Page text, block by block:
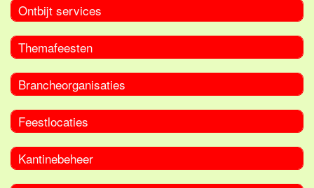
Ontbijt services
Themafeesten
Brancheorganisaties
Feestlocaties
Kantinebeheer